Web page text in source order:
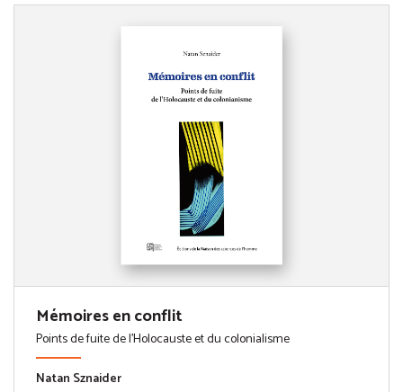
Mémoires en conflit
Points de fuite de l'Holocauste et du colonialisme
Natan Sznaider